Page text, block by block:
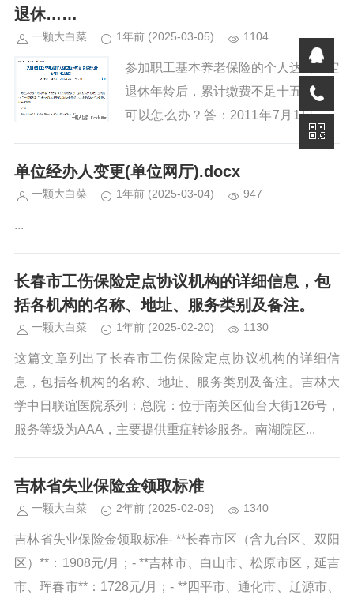
退休……
一颗大白菜 1年前 (2025-03-05) 1104
参加职工基本养老保险的个人达到法定
退休年龄后，累计缴费不足十五年的，
可以怎么办？答：2011年7月1日以前
参保的职工:如果这类职工在达到法定
退休年龄时缴费不足15年，可以继续
按年度缴费，延长5年后仍不...
单位经办人变更(单位网厅).docx
一颗大白菜 1年前 (2025-03-04) 947
...
长春市工伤保险定点协议机构的详细信息，包
括各机构的名称、地址、服务类别及备注。
一颗大白菜 1年前 (2025-02-20) 1130
这篇文章列出了长春市工伤保险定点协议机构的详细信
息，包括各机构的名称、地址、服务类别及备注。吉林大
学中日联谊医院系列：总院：位于南关区仙台大街126号，
服务等级为AAA，主要提供重症转诊服务。南湖院区...
吉林省失业保险金领取标准
一颗大白菜 2年前 (2025-02-09) 1340
吉林省失业保险金领取标准- **长春市区（含九台区、双阳
区）**：1908元/月；- **吉林市、白山市、松原市区，延吉
市、珲春市**：1728元/月；- **四平市、通化市、辽源市、